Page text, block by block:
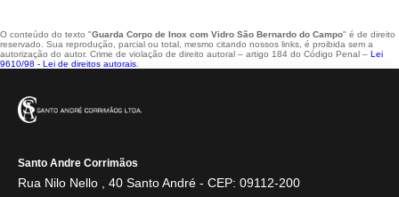
O conteúdo do texto "Guarda Corpo de Inox com Vidro São Bernardo do Campo" é de direito
reservado. Sua reprodução, parcial ou total, mesmo citando nossos links, é proibida sem a
autorização do autor. Crime de violação de direito autoral – artigo 184 do Código Penal – Lei
9610/98 - Lei de direitos autorais
Santo Andre Corrimãos
Rua Nilo Nello , 40 Santo André - CEP: 09112-200